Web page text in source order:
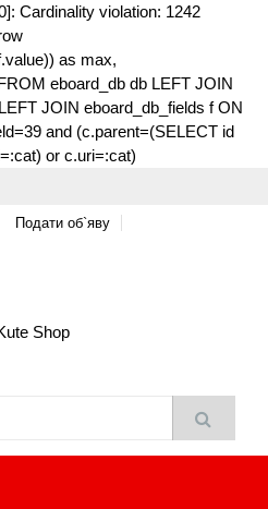
Cardinality violation: 1242
as max,
eboard_db db LEFT JOIN
JOIN eboard_db_fields f ON
and (c.parent=(SELECT id
or c.uri=:cat)
Подати об`яву